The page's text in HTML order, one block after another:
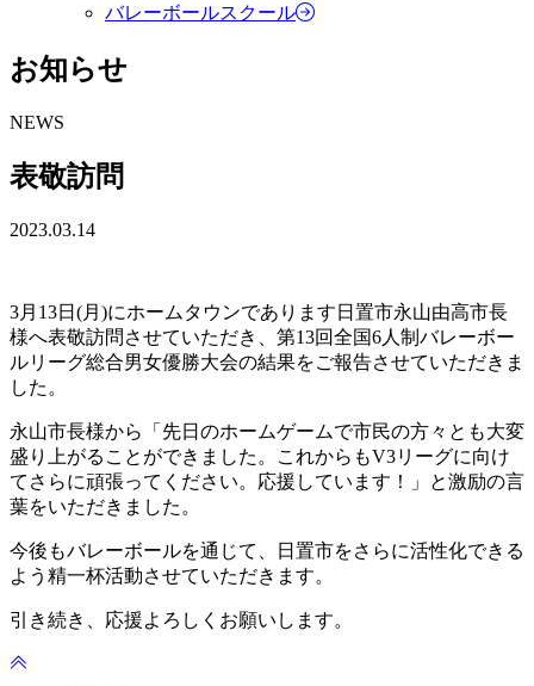
バレーボールスクール
お知らせ
NEWS
表敬訪問
2023.03.14
3月13日(月)にホームタウンであります日置市永山由高市長
様へ表敬訪問させていただき、第13回全国6人制バレーボー
ルリーグ総合男女優勝大会の結果をご報告させていただきま
した。
永山市長様から「先日のホームゲームで市民の方々とも大変
盛り上がることができました。これからもV3リーグに向け
てさらに頑張ってください。応援しています！」と激励の言
葉をいただきました。
今後もバレーボールを通じて、日置市をさらに活性化できる
よう精一杯活動させていただきます。
引き続き、応援よろしくお願いします。